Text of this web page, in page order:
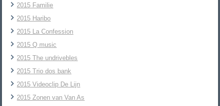
2015 Familie
2015 Haribo
2015 La Confession
2015 Q music
2015 The undrivebles
2015 Trio dos bank
2015 Videoclip De Lijn
2015 Zonen van Van As